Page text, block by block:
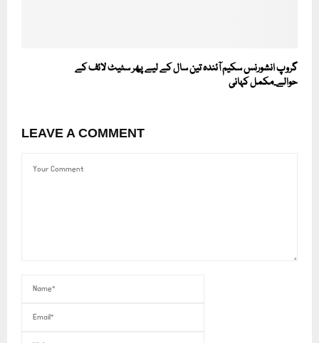
گروپ انشورنس سکیم آئندہ تین سال کے لیے پھر سٹیٹ لائف کے
حوالے..مکمل کہانی
LEAVE A COMMENT